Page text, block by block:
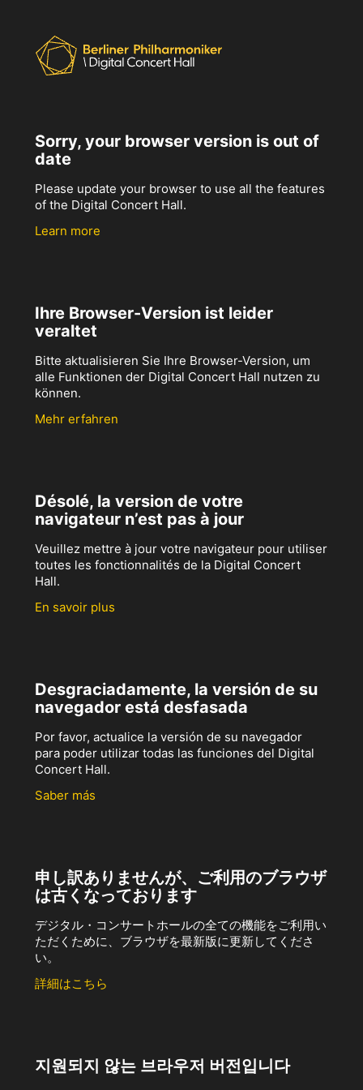
Sorry, your browser version is out of
date
Please update your browser to use all the features
of the Digital Concert Hall.
Learn more
Ihre Browser-Version ist leider
veraltet
Bitte aktualisieren Sie Ihre Browser-Version, um
alle Funktionen der Digital Concert Hall nutzen zu
können.
Mehr erfahren
Désolé, la version de votre
navigateur n’est pas à jour
Veuillez mettre à jour votre navigateur pour utiliser
toutes les fonctionnalités de la Digital Concert
Hall.
En savoir plus
Desgraciadamente, la versión de su
navegador está desfasada
Por favor, actualice la versión de su navegador
para poder utilizar todas las funciones del Digital
Concert Hall.
Saber más
申し訳ありませんが、ご利用のブラウザ
は古くなっております
デジタル・コンサートホールの全ての機能をご利用い
ただくために、ブラウザを最新版に更新してくださ
い。
詳細はこちら
지원되지 않는 브라우저 버전입니다